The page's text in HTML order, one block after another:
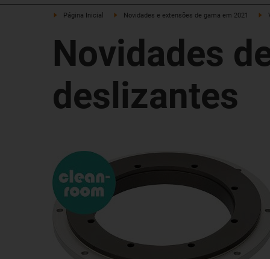
Página Inicial Novidades e extensões de gama em 2021
Novidades
deslizantes